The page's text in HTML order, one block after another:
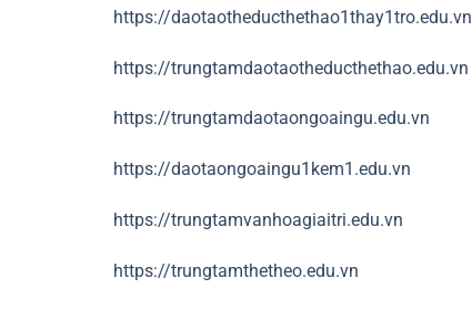
https://daotaotheducthethao1thay1tro.edu.vn
https://trungtamdaotaotheducthethao.edu.vn
https://trungtamdaotaongoaingu.edu.vn
https://daotaongoaingu1kem1.edu.vn
https://trungtamvanhoagiaitri.edu.vn
https://trungtamthetheo.edu.vn